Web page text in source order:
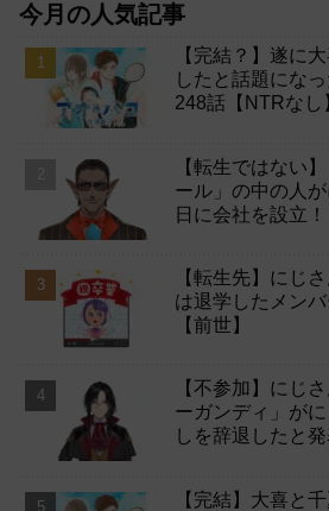
今月の人気記事
【完結？】遂に
したと話題にな
248話【NTRなし
【転生ではない
ール」の中の人
日に会社を設立！
【転生先】にじ
は退学したメン
【前世】
【不参加】にじ
ーガンディ」が
しを辞退したと
【完結】大喜と